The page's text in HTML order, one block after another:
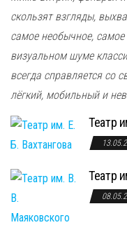
скользят взгляды,
самое необычное,
визуальном шуме
всегда справляется со
лёгкий, мобильный и
Театр
Театр